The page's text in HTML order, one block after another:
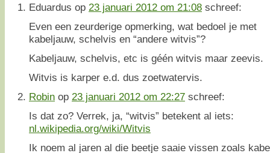
Eduardus op 23 januari 2012 om 21:08 schreef:
Even een zeurderige opmerking, wat bedoel je met
kabeljauw, schelvis en “andere witvis”?
Kabeljauw, schelvis, etc is géén witvis maar zeevis.
Witvis is karper e.d. dus zoetwatervis.
Robin op 23 januari 2012 om 22:27 schreef:
Is dat zo? Verrek, ja, “witvis” betekent al iets:
nl.wikipedia.org/wiki/Witvis
Ik noem al jaren al die beetje saaie vissen zoals